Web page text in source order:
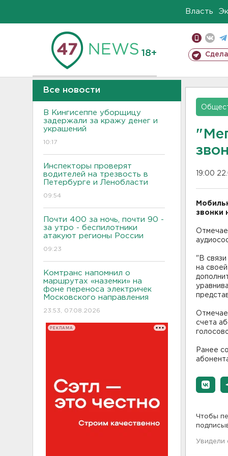
Власть
18+
Все новости
В Кингисеппе уборщицу
задержали за кражу денег и
украшений
10:17
Инспекторы проверят
водителей на трезвость в
Петербурге и Ленобласти
09:54
Почти 400 за ночь, почти 90 -
за утро - беспилотники
атакуют регионы России
09:23
Комтранс напомнил о
маршрутах «наземки» на
фоне переноса электричек
Московского направления
23:53, 07.08.2026
РЕКЛАМА
19:00
звонки
"В
на
счета
Ранее
Чтобы
Увидели